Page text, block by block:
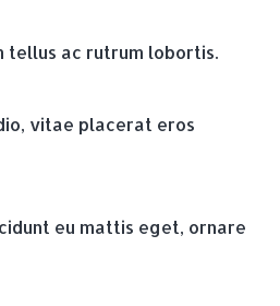
tellus ac rutrum lobortis.
vitae placerat eros
eu mattis eget, ornare